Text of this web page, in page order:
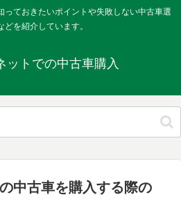
っておきたいポイントや失敗しない中古車選
どを紹介しています。
ットでの中古車購入
中古車を購入する際の